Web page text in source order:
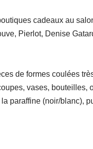
cadeaux au
Pierlot, Denise
de formes coulées
vases, bouteilles,
paraffine (noir/blanc),